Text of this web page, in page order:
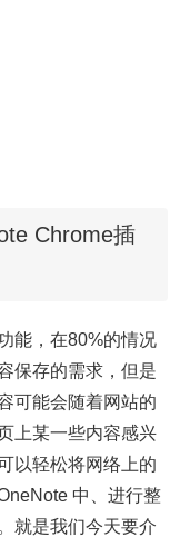
Chrome插
能，在80%的情况
保存的需求，但是
可能会随着网站的
上某一些内容感兴
以轻松将网络上的
中、进行整
就是我们今天要介